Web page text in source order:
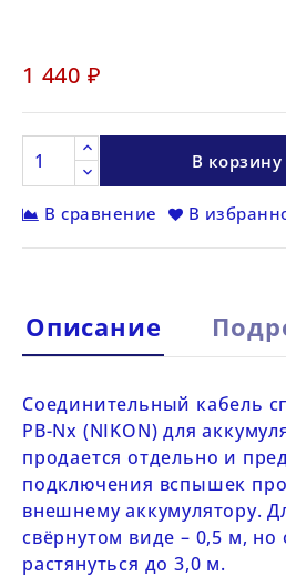
1 440 ₽
В корзину
В сравнение В
Описание
Соединительный кабель
PB-Nx (NIKON) для
продается отдельно и
подключения вспышек
внешнему аккумулятору.
свёрнутом виде – 0,5 м, но
растянуться до 3,0 м.